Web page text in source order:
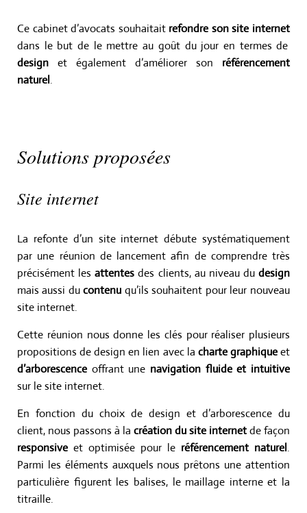
Ce cabinet d’avocats souhaitait refondre son site internet
dans le but de le mettre au goût du jour en termes de
design et également d’améliorer son référencement
naturel.
Solutions proposées
Site internet
La refonte d’un site internet débute systématiquement
par une réunion de lancement afin de comprendre très
précisément lesattentes des clients, au niveau du design
mais aussi ducontenu qu’ils souhaitent pour leur nouveau
site internet.
Cette réunion nous donne les clés pour réaliser plusieurs
propositions de design en lien avec la charte graphiqueet
d’arborescence offrant une navigation fluide et intuitive
sur le site internet.
En fonction du choix de design et d’arborescence du
client, nous passons à la création du site internetde façon
responsive et optimisée pour le référencement naturel.
Parmi les éléments auxquels nous prêtons une attention
particulière figurent les balises, le maillage interne et la
titraille.